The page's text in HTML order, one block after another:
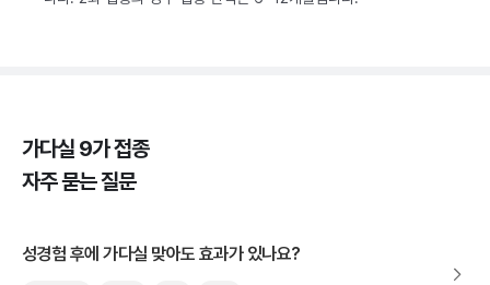
가다실 9가 접종
자주 묻는 질문
성경험 후에 가다실 맞아도 효과가 있나요?